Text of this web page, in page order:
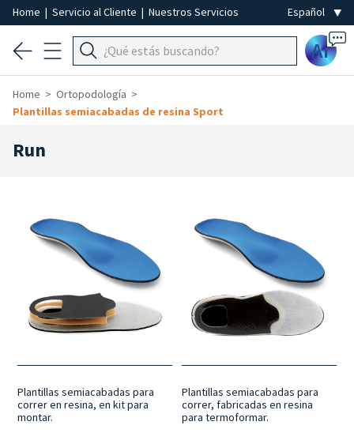
Home | Servicio al Cliente | Nuestros Servicios
Ai
Home
Ortopodología
Plantillas semiacabadas de resina Sport
Run
Plantillas semiacabadas para
correr en resina, en kit para
montar.
Plantillas semiacabadas para
correr, fabricadas en resina
para termoformar.